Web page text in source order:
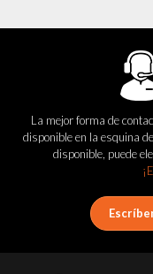
La mejor forma de
disponible en la esquina
disponible, puede